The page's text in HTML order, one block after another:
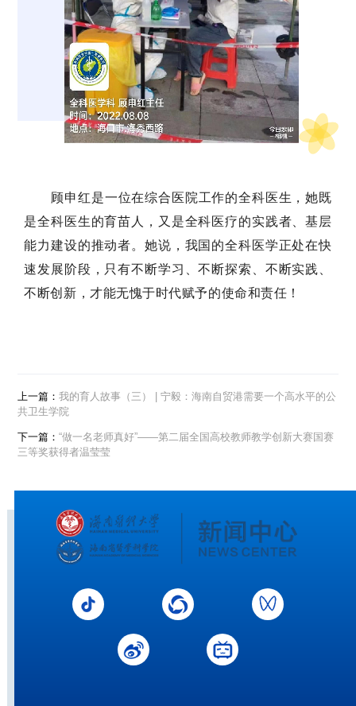
顾申红是一位在综合医院工作的全科医生，她既
是全科医生的育苗人，又是全科医疗的实践者、基层
能力建设的推动者。她说，我国的全科医学正处在快
速发展阶段，只有不断学习、不断探索、不断实践、
不断创新，才能无愧于时代赋予的使命和责任！
上一篇：我的育人故事（三） | 宁毅：海南自贸港需要一个高水平的公
共卫生学院
下一篇：“做一名老师真好”——第二届全国高校教师教学创新大赛国赛
三等奖获得者温莹莹